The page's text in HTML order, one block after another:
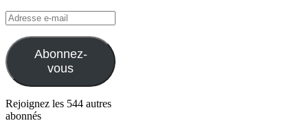
Adresse
e-
mail
Abonnez-
vous
Rejoignez les 544 autres
abonnés